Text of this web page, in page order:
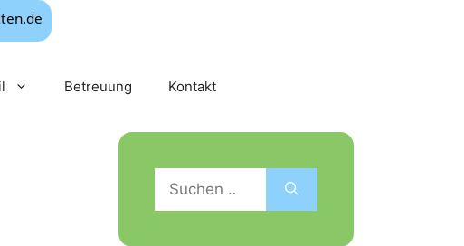
Betreuung Kontakt
nach: